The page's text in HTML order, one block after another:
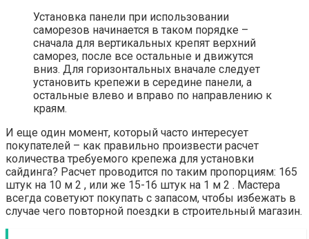
Установка панели при использовании
саморезов начинается в таком порядке –
сначала для вертикальных крепят верхний
саморез, после все остальные и движутся
вниз. Для горизонтальных вначале следует
установить крепежи в середине панели, а
остальные влево и вправо по направлению к
краям.
И еще один момент, который часто интересует
покупателей – как правильно произвести расчет
количества требуемого крепежа для установки
сайдинга? Расчет проводится по таким пропорциям: 165
штук на 10 м 2 , или же 15-16 штук на 1 м 2 . Мастера
всегда советуют покупать с запасом, чтобы избежать в
случае чего повторной поездки в строительный магазин.